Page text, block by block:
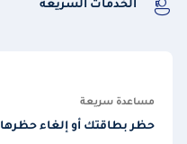
الخدمات السريعة
مساعدة سريعة
حظر بطاقتك أو إلغاء حظرها